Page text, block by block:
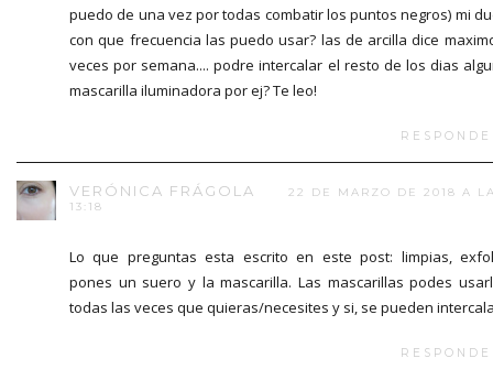
puedo de una vez por todas combatir los puntos negros) mi
con que frecuencia las puedo usar? las de arcilla dice
veces por semana.... podre intercalar el resto de los dias
mascarilla iluminadora por ej? Te leo!
VERÓNICA FRÁGOLA
22 DE MARZO DE 2018 A
13:18
Lo que preguntas esta escrito en este post: limpias,
pones un suero y la mascarilla. Las mascarillas podes
todas las veces que quieras/necesites y si, se pueden